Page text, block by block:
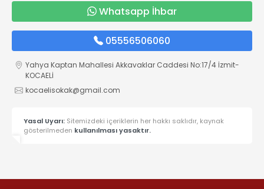
Whatsapp İhbar
05556506060
Yahya Kaptan Mahallesi Akkavaklar Caddesi No:17/4 İzmit-
KOCAELİ
kocaelisokak@gmail.com
Yasal Uyarı: Sitemizdeki içeriklerin her hakkı saklıdır, kaynak
gösterilmeden kullanılması yasaktır.